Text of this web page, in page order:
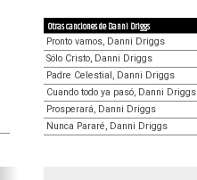
Otras canciones de Danni Driggs
Pronto vamos, Danni Driggs
Sólo Cristo, Danni Driggs
Padre Celestial, Danni Driggs
Cuando todo ya pasó, Danni Driggs
Prosperará, Danni Driggs
Nunca Pararé, Danni Driggs